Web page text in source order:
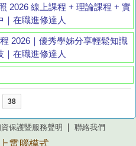
2026 線上課程 + 理論課程 + 實
｜在職進修達人
2026｜優秀學姊分享輕鬆知識
｜在職進修達人
38
保護暨服務聲明 聯絡我們